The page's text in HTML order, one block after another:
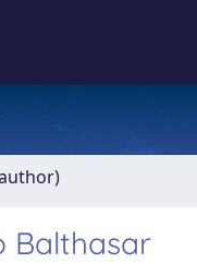
Balthasar